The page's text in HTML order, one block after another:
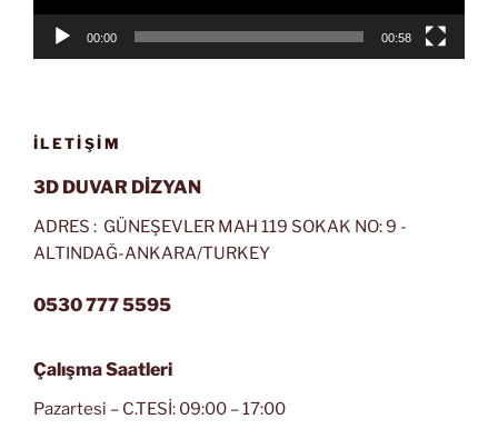
00:00 00:58
İLETIŞIM
3D DUVAR DİZYAN
ADRES : GÜNEŞEVLER MAH 119 SOKAK NO: 9 -
ALTINDAĞ-ANKARA/TURKEY
0530 777 5595
Çalışma Saatleri
Pazartesi – C.TESİ: 09:00 – 17:00